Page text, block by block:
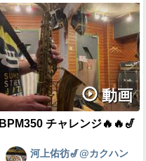
動画
BPM350 チャレンジ🔥🔥🎷
河上佑彷🎷@カクハン